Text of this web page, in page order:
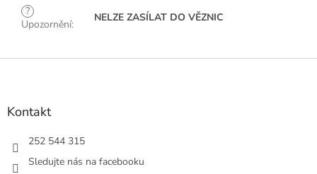
?
Upozornění:
NELZE ZASÍLAT DO VĚZNIC
Z
Kontakt
252 544 315
Sledujte nás na facebooku